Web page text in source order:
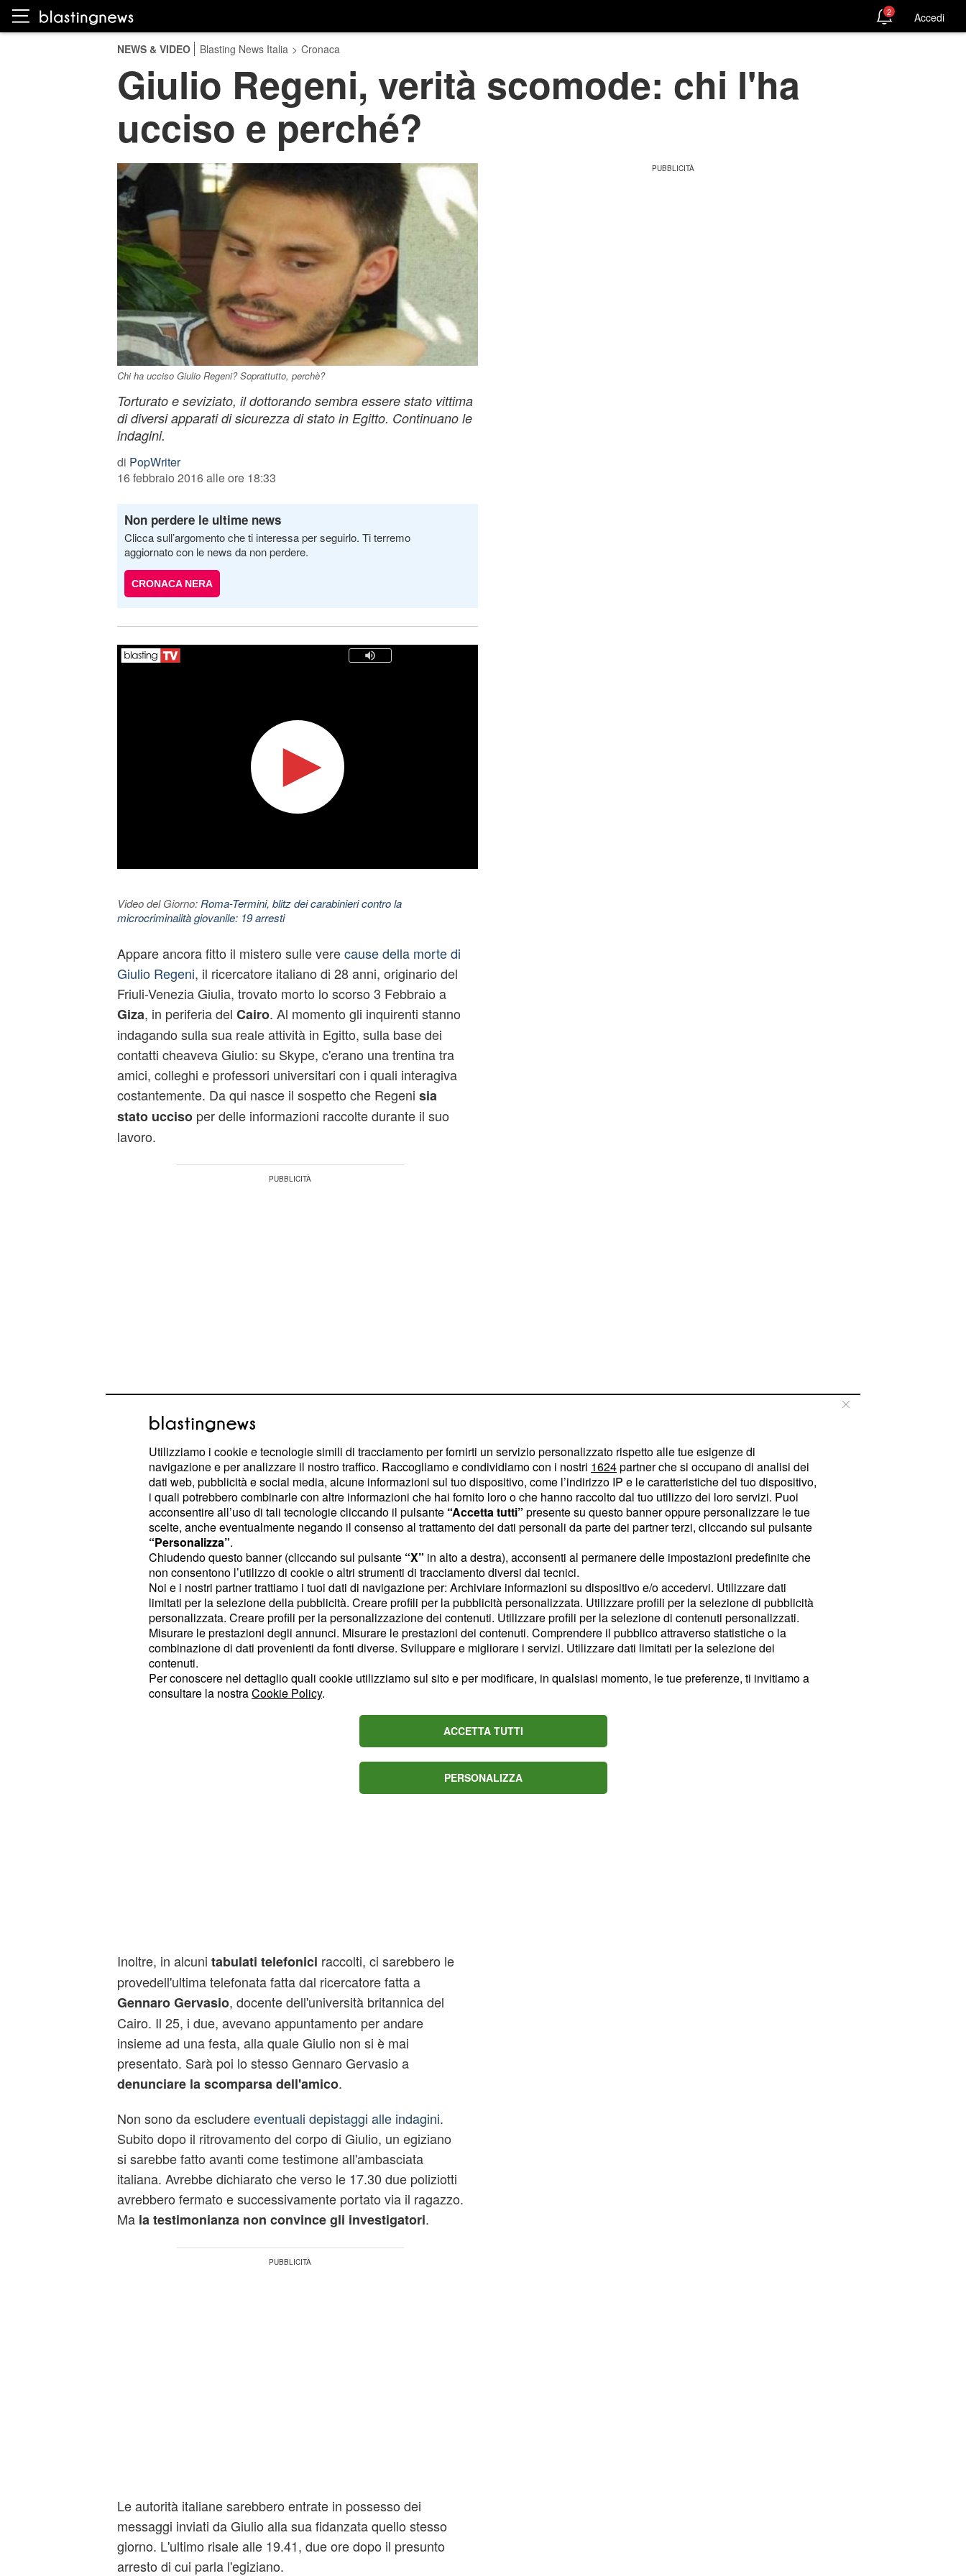
2 Accedi
NEWS & VIDEO Blasting News Italia > Cronaca
Giulio Regeni, verità scomode: chi l'ha
ucciso e perché?
Chi ha ucciso Giulio Regeni? Soprattutto, perchè?
Torturato e seviziato, il dottorando sembra essere stato vittima
di diversi apparati di sicurezza di stato in Egitto. Continuano le
indagini.
di PopWriter
16 febbraio 2016 alle ore 18:33
Non perdere le ultime news
Clicca sull’argomento che ti interessa per seguirlo. Ti terremo
aggiornato con le news da non perdere.
CRONACA NERA
Video del Giorno: Roma-Termini, blitz dei carabinieri contro la
microcriminalità giovanile: 19 arresti
Appare ancora fitto il mistero sulle verecause della morte di
Giulio Regeni, il ricercatore italiano di 28 anni, originario del
Friuli-Venezia Giulia, trovato morto lo scorso 3 Febbraio a
Giza, in periferia del Cairo. Al momento gli inquirenti stanno
indagando sulla sua reale attività in Egitto, sulla base dei
contatti cheaveva Giulio: su Skype, c'erano una trentina tra
amici, colleghi e professori universitari con i quali interagiva
costantemente. Da qui nasce il sospetto che Regeni sia
stato uccisoper delle informazioni raccolte durante il suo
lavoro.
I risultati delle indagini
Sul corpo di Giulio Regeni c'eranosegni di tortura. Sette
costole rotte, segni di scariche elettriche sui genitali ed
un'emorragia celebrale, stando ai dettagli della perizia
medica. La sua morte, confermato anche dai risultati della
seconda autopsia, è stata causata dalla frattura di una
vertebra in seguito ad un colpo violento. Gli investigatori
faticano a trovare nuovi elementi sulla morte del ragazzo;
pare che le indaginisi stiano svolgendo in maniera molto
lenta, a causa dellascarsa collaborazione delle autorità
del Cairo. Intanto la procura egiziana avrebbe acquisitoi
filmati delle telecamere di sorveglianzadi alcuni negozi
nella zona dove è scomparso Regeni.
Inoltre, in alcuni tabulati telefonici raccolti, ci sarebbero le
provedell'ultima telefonata fatta dal ricercatore fatta a
Gennaro Gervasio, docente dell'università britannica del
Cairo. Il 25, i due, avevano appuntamento per andare
insieme ad una festa, alla quale Giulio non si è mai
presentato. Sarà poi lo stesso Gennaro Gervasio a
denunciare la scomparsa dell'amico.
Non sono da escludereeventuali depistaggi alle indagini.
Subito dopo il ritrovamento del corpo di Giulio, un egiziano
si sarebbe fatto avanti come testimone all'ambasciata
italiana. Avrebbe dichiarato che verso le 17.30 due poliziotti
avrebbero fermato e successivamente portato via il ragazzo.
Mala testimonianza non convince gli investigatori.
Le autorità italiane sarebbero entrate in possesso dei
messaggi inviati da Giulio alla sua fidanzata quello stesso
giorno. L'ultimo risale alle 19.41, due ore dopo il presunto
arresto di cui parla l'egiziano.
Utilizziamo i cookie e tecnologie simili di tracciamento per fornirti un servizio personalizzato rispetto alle tue esigenze di
navigazione e per analizzare il nostro traffico. Raccogliamo e condividiamo con i nostri 1624partner che si occupano di analisi dei
dati web, pubblicità e social media, alcune informazioni sul tuo dispositivo, come l’indirizzo IP e le caratteristiche del tuo dispositivo,
i quali potrebbero combinarle con altre informazioni che hai fornito loro o che hanno raccolto dal tuo utilizzo dei loro servizi. Puoi
acconsentire all’uso di tali tecnologie cliccando il pulsante “Accetta tutti” presente su questo banner oppure personalizzare le tue
scelte, anche eventualmente negando il consenso al trattamento dei dati personali da parte dei partner terzi, cliccando sul pulsante
“Personalizza”.
Chiudendo questo banner (cliccando sul pulsante “X” in alto a destra), acconsenti al permanere delle impostazioni predefinite che
non consentono l’utilizzo di cookie o altri strumenti di tracciamento diversi dai tecnici.
Noi e i nostri partner trattiamo i tuoi dati di navigazione per: Archiviare informazioni su dispositivo e/o accedervi. Utilizzare dati
limitati per la selezione della pubblicità. Creare profili per la pubblicità personalizzata. Utilizzare profili per la selezione di pubblicità
personalizzata. Creare profili per la personalizzazione dei contenuti. Utilizzare profili per la selezione di contenuti personalizzati.
Misurare le prestazioni degli annunci. Misurare le prestazioni dei contenuti. Comprendere il pubblico attraverso statistiche o la
combinazione di dati provenienti da fonti diverse. Sviluppare e migliorare i servizi. Utilizzare dati limitati per la selezione dei
contenuti.
Per conoscere nel dettaglio quali cookie utilizziamo sul sito e per modificare, in qualsiasi momento, le tue preferenze, ti invitiamo a
consultare la nostraCookie Policy.
ACCETTA TUTTI
PERSONALIZZA